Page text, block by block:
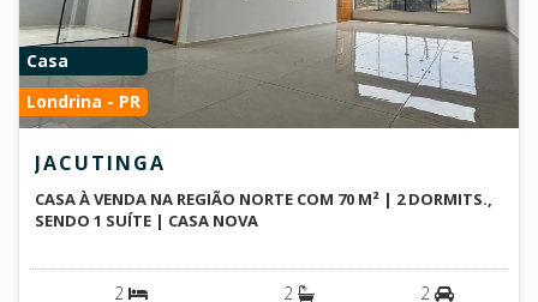
Casa
Londrina - PR
JACUTINGA
CASA À VENDA NA REGIÃO NORTE COM 70 M² | 2 DORMITS.,
SENDO 1 SUÍTE | CASA NOVA
2 2 2